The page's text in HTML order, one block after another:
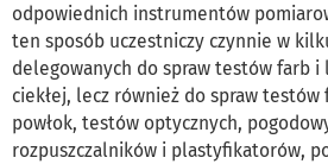
odpowiednich instrumentów
ten sposób uczestniczy czynnie w
delegowanych do spraw testów farb i
ciekłej, lecz również do spraw testów
powłok, testów optycznych,
rozpuszczalników i plastyfikatorów,